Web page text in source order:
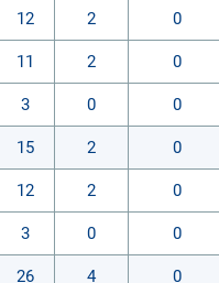
12 2 0
11 2 0
3 0 0
15 2 0
12 2 0
3 0 0
26 4 0